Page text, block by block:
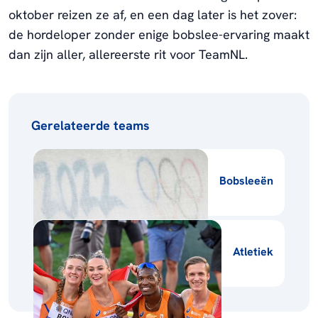
oktober reizen ze af, en een dag later is het zover:
de hordeloper zonder enige bobslee-ervaring maakt
dan zijn aller, allereerste rit voor TeamNL.
Gerelateerde teams
Bobsleeën
Atletiek